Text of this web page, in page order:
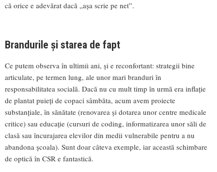
că orice e adevărat dacă „așa scrie pe net”.
Brandurile și starea de fapt
Ce putem observa în ultimii ani, și e reconfortant: strategii bine
articulate, pe termen lung, ale unor mari branduri în
responsabilitatea socială. Dacă nu cu mult timp în urmă era inflație
de plantat puieți de copaci sâmbăta, acum avem proiecte
substanțiale, în sănătate (renovarea și dotarea unor centre medicale
critice) sau educație (cursuri de coding, informatizarea unor săli de
clasă sau încurajarea elevilor din medii vulnerabile pentru a nu
abandona școala). Sunt doar câteva exemple, iar această schimbare
de optică în CSR e fantastică.